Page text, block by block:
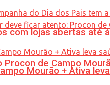
Procon de Campo
com lojas abertas até
Mourão + Ativa